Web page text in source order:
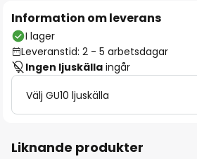
Information om leverans
I lager
Leveranstid: 2 - 5 arbetsdagar
Ingen ljuskälla ingår
Välj GU10 ljuskälla
Liknande produkter